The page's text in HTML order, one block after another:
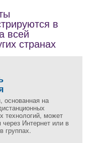
в
всей
странах
основанная на
технологий, может
Интернет или в
группах.